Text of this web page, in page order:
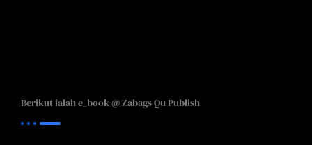
Berikut ialah e_book @ Zabags Qu Publish